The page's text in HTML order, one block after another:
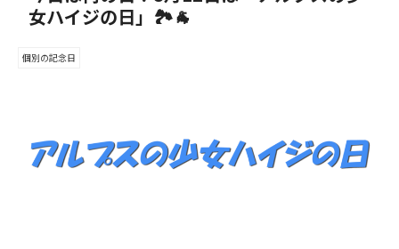
女ハイジの日」🏞️🐐
個別の記念日